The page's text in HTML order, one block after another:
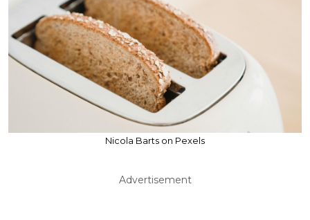
Nicola Barts on Pexels
Advertisement